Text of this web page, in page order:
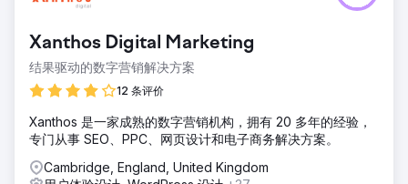
Xanthos Digital Marketing
结果驱动的数字营销解决方案
12 条评价
Xanthos 是一家成熟的数字营销机构，拥有 20 多年的经验，
专门从事 SEO、PPC、网页设计和电子商务解决方案。
Cambridge, England, United Kingdom